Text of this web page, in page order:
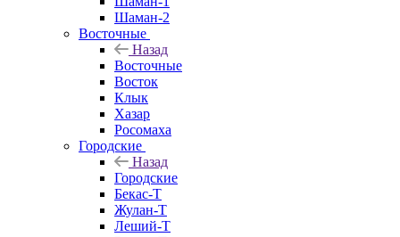
Шаман-2
Восточные
Назад
Восточные
Восток
Клык
Хазар
Росомаха
Городские
Назад
Городские
Бекас-Т
Жулан-Т
Леший-Т